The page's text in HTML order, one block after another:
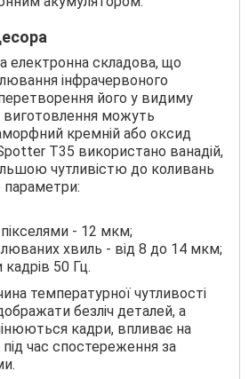
електронна складова, що
інфрачервоного
його у видиму
виготовлення можуть
кремній або оксид
T35 використано ванадій,
чутливістю до коливань
параметри:
- 12 мкм;
хвиль - від 8 до 14 мкм;
кадрів 50 Гц.
температурної чутливості
безліч деталей, а
кадри, впливає на
час спостереження за